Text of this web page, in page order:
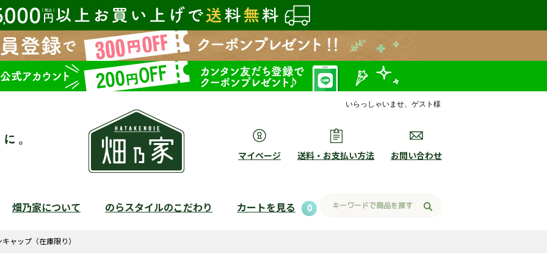
いらっしゃいませ、ゲスト様
マイページ 送料・お支払い方法 お問い合わせ
畑乃家について のらスタイルのこだわり カートを見る 0
検索
ャップ（在庫限り）